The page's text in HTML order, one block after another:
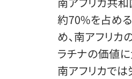
約70%を占め
め、南アフリカ
ラチナの価値に
南アフリカで